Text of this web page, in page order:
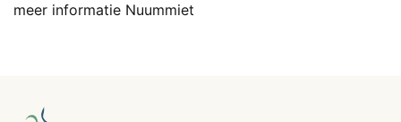
meer informatie Nuummiet